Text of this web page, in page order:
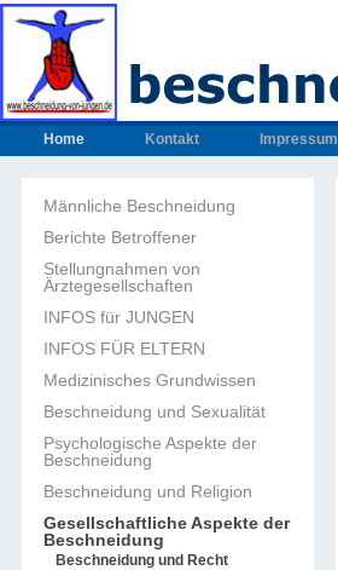
Home Kontakt Impressum
Männliche Beschneidung
Berichte Betroffener
Stellungnahmen von
Ärztegesellschaften
INFOS für JUNGEN
INFOS FÜR ELTERN
Medizinisches Grundwissen
Beschneidung und Sexualität
Psychologische Aspekte der
Beschneidung
Beschneidung und Religion
Gesellschaftliche Aspekte der
Beschneidung
Beschneidung und Recht